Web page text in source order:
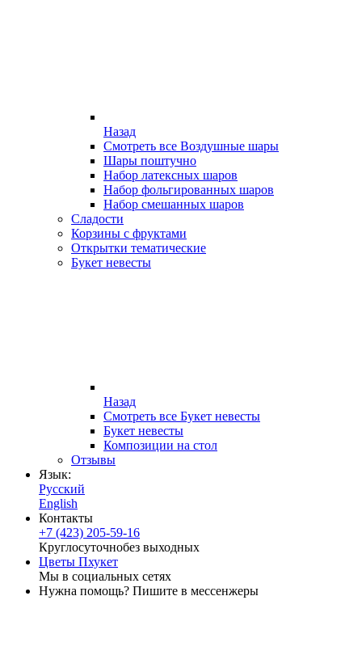
Назад
Смотреть все Воздушные шары
Шары поштучно
Набор латексных шаров
Набор фольгированных шаров
Набор смешанных шаров
Сладости
Корзины с фруктами
Открытки тематические
Букет невесты
Назад
Смотреть все Букет невесты
Букет невесты
Композиции на стол
Отзывы
Язык:
Русский
English
Контакты
+7 (423) 205-59-16
Круглосуточнобез выходных
Цветы Пхукет
Мы в социальных сетях
Нужна помощь? Пишите в мессенжеры